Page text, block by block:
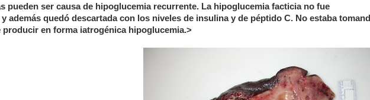
pueden ser causa de hipoglucemia recurrente. La hipoglucemia facticia no fue
además quedó descartada con los niveles de insulina y de péptido C. No estaba
producir en forma iatrogénica hipoglucemia.>